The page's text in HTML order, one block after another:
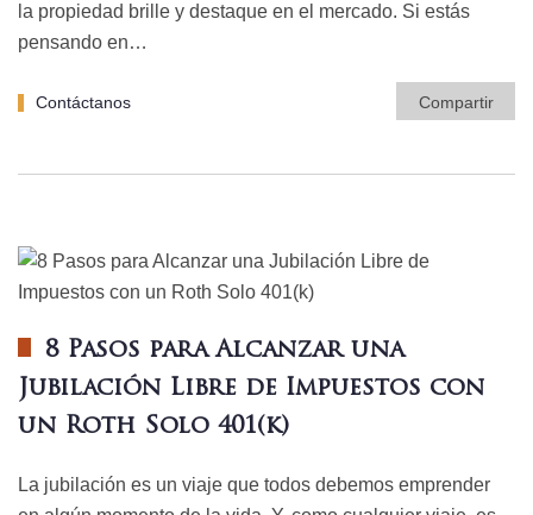
la propiedad brille y destaque en el mercado. Si estás
pensando en…
Contáctanos Compartir
8 Pasos para Alcanzar una
Jubilación Libre de Impuestos con
un Roth Solo 401(k)
La jubilación es un viaje que todos debemos emprender